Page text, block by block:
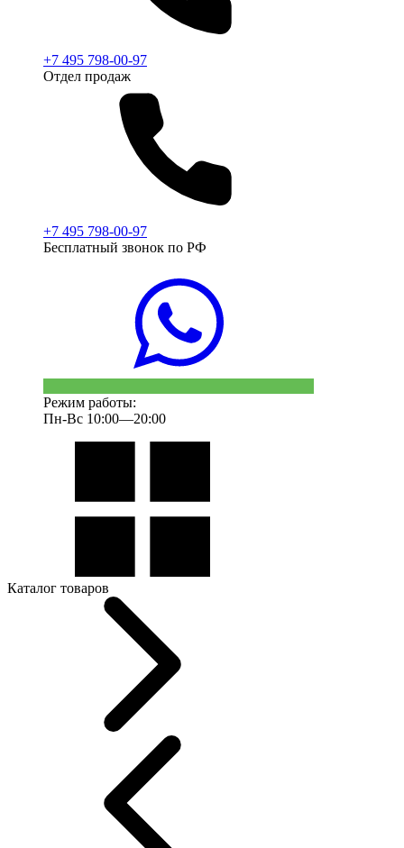
+7 495 798-00-97
Отдел продаж
+7 495 798-00-97
Бесплатный звонок по РФ
Режим работы:
Пн-Вс 10:00—20:00
Каталог товаров